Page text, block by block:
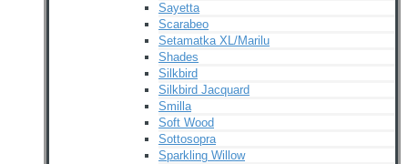
Sayetta
Scarabeo
Setamatka XL/Marilu
Shades
Silkbird
Silkbird Jacquard
Smilla
Soft Wood
Sottosopra
Sparkling Willow